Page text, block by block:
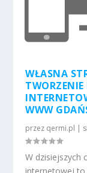
WŁASNA
WWW
przez qermi.pl |
W dzisiejszych
internetowej to